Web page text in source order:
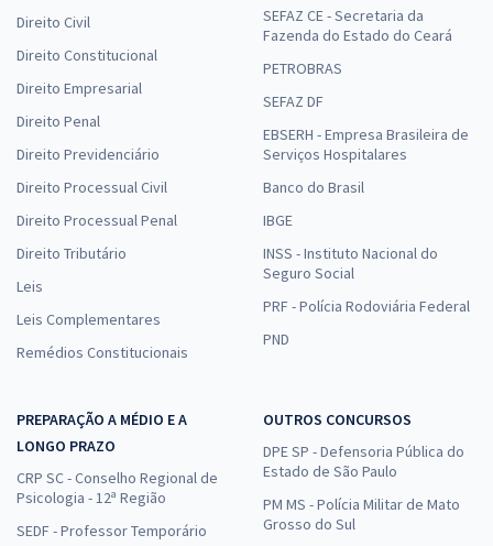
à vista
R$25,52
Economize R$ 76,56 (-20%)
Comprar
à vista
19,33
Economize R$ 57,98 (-20%)
SESA PR - Secretaria de Saúde do Estado do Paraná - Odontólogo
ou 12x de
R$33,33
Direito Civil
Direito Constitucional
Direito Empresarial
Direito Penal
Direito Previdenciário
Direito Processual Civil
Direito Processual Penal
Direito Tributário
Leis
Leis Complementares
Remédios Constitucionais
SEFAZ CE - Secretaria da
Fazenda do Estado do Ceará
PETROBRAS
SEFAZ DF
EBSERH - Empresa Brasileira de
Serviços Hospitalares
Banco do Brasil
IBGE
INSS - Instituto Nacional do
Seguro Social
PRF - Polícia Rodoviária Federal
PND
PREPARAÇÃO A MÉDIO E A
LONGO PRAZO
CRP SC - Conselho Regional de
Psicologia - 12ª Região
SEDF - Professor Temporário
OUTROS CONCURSOS
DPE SP - Defensoria Pública do
Estado de São Paulo
PM MS - Polícia Militar de Mato
Grosso do Sul